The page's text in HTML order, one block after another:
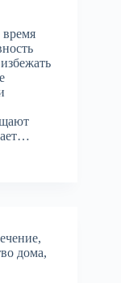
время
,
дома,